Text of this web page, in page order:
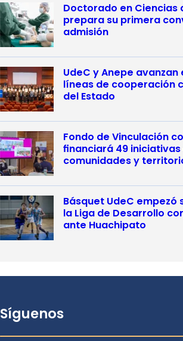
Doctorado en Ciencias
prepara su primera
admisión
UdeC y Anepe avanzan
líneas de cooperación
del Estado
Fondo de Vinculación
financiará 49
comunidades y
Básquet UdeC empezó
la Liga de Desarrollo
ante Huachipato
Síguenos